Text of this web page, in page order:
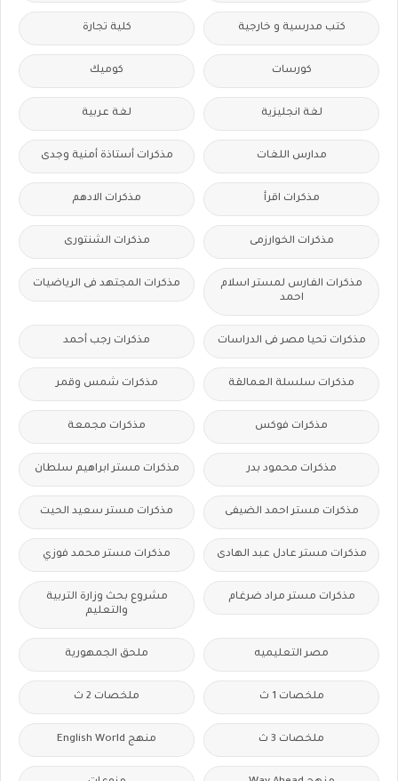
كتب مدرسية و خارجية كلية تجارة
كورسات كوميك
لغة انجليزية لغة عربية
مدارس اللغات مذكرات أستاذة أمنية وجدى
مذكرات اقرأ مذكرات الادهم
مذكرات الخوارزمى مذكرات الشنتورى
مذكرات الفارس لمستر اسلام
احمد
مذكرات المجتهد فى الرياضيات
مذكرات تحيا مصر فى الدراسات مذكرات رجب أحمد
مذكرات سلسلة العمالقة مذكرات شمس وقمر
مذكرات فوكس مذكرات مجمعة
مذكرات محمود بدر مذكرات مستر ابراهيم سلطان
مذكرات مستر احمد الضيفى مذكرات مستر سعيد الحيت
مذكرات مستر عادل عبد الهادى مذكرات مستر محمد فوزي
مذكرات مستر مراد ضرغام
مشروع بحث وزارة التربية
والتعليم
مصر التعليميه ملحق الجمهورية
ملخصات 1 ث ملخصات 2 ث
ملخصات 3 ث منهج English World